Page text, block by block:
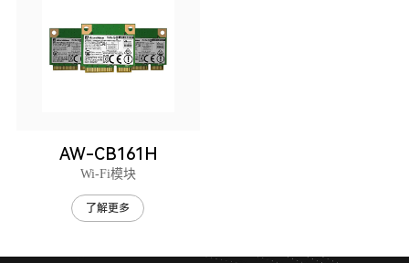
AW-CB161H
Wi-Fi模块
了解更多